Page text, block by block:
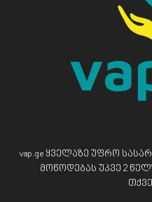
vap.ge ყველაზე უფრო
მოწოდებას უკვე 2